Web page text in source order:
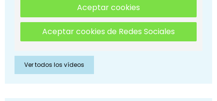
Aceptar cookies
Aceptar cookies de Redes Sociales
Ver todos los vídeos